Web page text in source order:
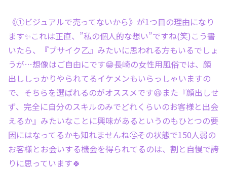
《①ビジュアルで売ってないから》が1つ目の理由になり
ます✨これは正直、”私の個人的な想い”ですね(笑)こう書
いたら、『ブサイク乙』みたいに思われる方もいるでしょ
うが…想像はご自由にです😁長崎の女性用風俗では、顔
出ししっかりやられてるイケメンもいらっしゃいますの
で、そちらを選ばれるのがオススメです😆また『顔出しせ
ず、完全に自分のスキルのみでどれくらいのお客様と出会
えるか』みたいなことに興味があるというのもひとつの要
因にはなってるかも知れませんね🤔その状態で150人弱の
お客様とお会いする機会を得られてるのは、割と自慢で誇
りに思っています🍀